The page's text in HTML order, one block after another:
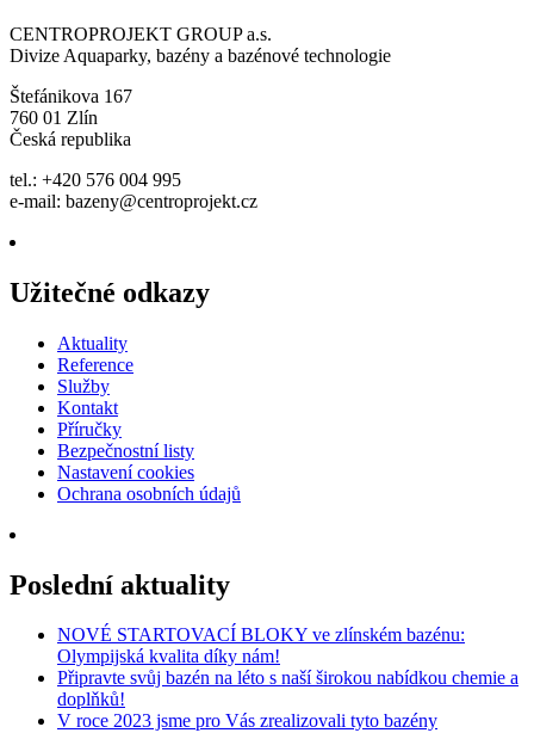
CENTROPROJEKT GROUP a.s.
Divize Aquaparky, bazény a bazénové technologie
Štefánikova 167
760 01 Zlín
Česká republika
tel.: +420 576 004 995
e-mail: bazeny@centroprojekt.cz
Užitečné odkazy
Aktuality
Reference
Služby
Kontakt
Příručky
Bezpečnostní listy
Nastavení cookies
Ochrana osobních údajů
Poslední aktuality
NOVÉ STARTOVACÍ BLOKY ve zlínském bazénu:
Olympijská kvalita díky nám!
Připravte svůj bazén na léto s naší širokou nabídkou chemie a
doplňků!
V roce 2023 jsme pro Vás zrealizovali tyto bazény